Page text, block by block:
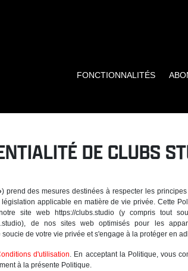
FONCTIONNALITÉS
DE CLUBS
) prend des mesures destinées à respecter les
applicable en matière de vie privée. Cette
site web https://clubs.studio (y compris tout
de nos sites web optimisés pour les
soucie de votre vie privée et s'engage à la protéger en
d'utilisation. En acceptant la Politique, vous
à la présente Politique.